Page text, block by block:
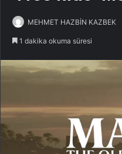
MEHMET HAZBİN KAZBEK
1 dakika okuma süresi